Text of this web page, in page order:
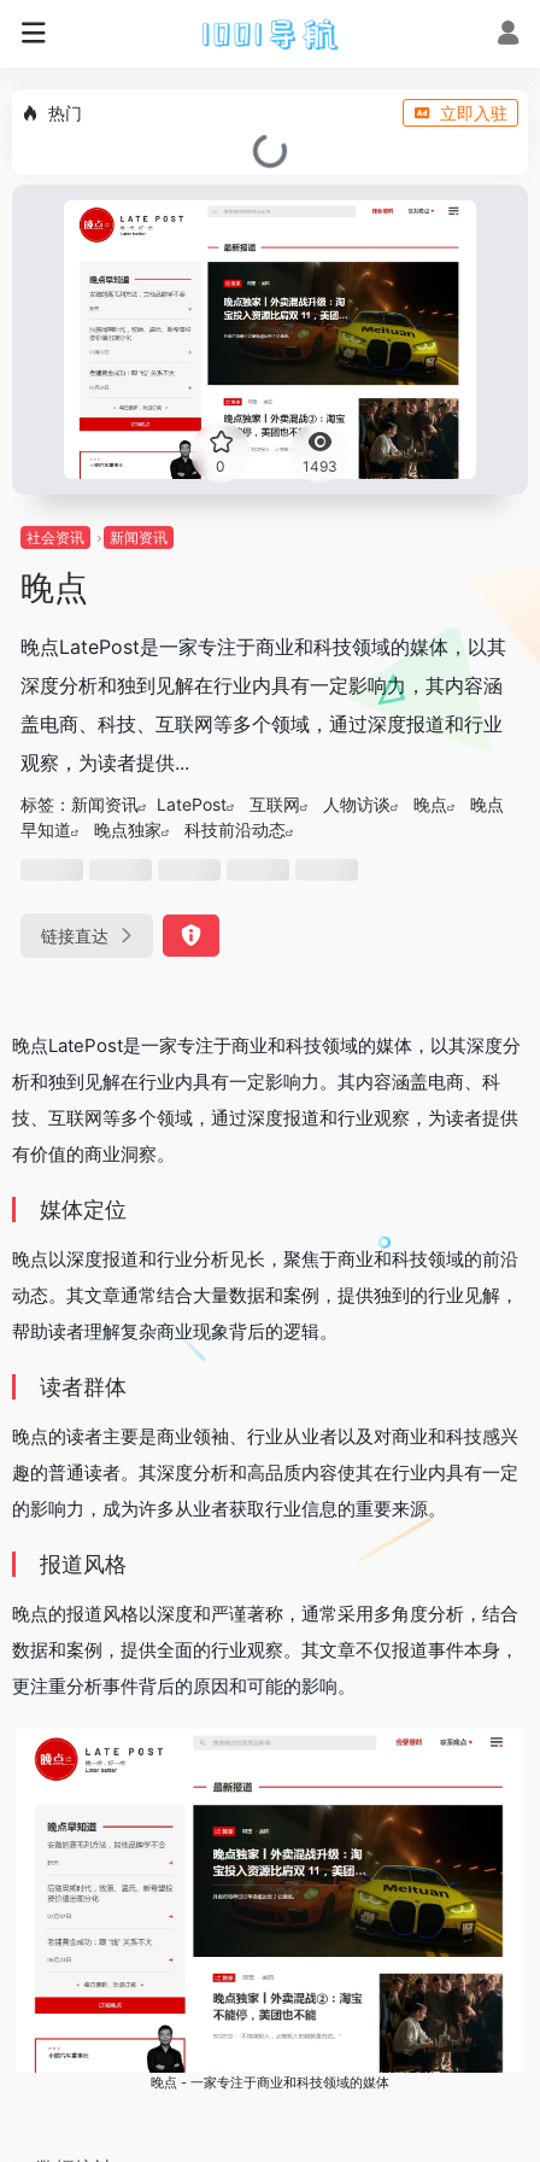
热门 立即入驻
0 1493
社会资讯 新闻资讯
晚点
晚点LatePost是一家专注于商业和科技领域的媒体，以其
深度分析和独到见解在行业内具有一定影响力，其内容涵
盖电商、科技、互联网等多个领域，通过深度报道和行业
观察，为读者提供...
标签： 新闻资讯 LatePost 互联网 人物访谈 晚点
晚点
早知道
晚点独家 科技前沿动态
链接直达
晚点LatePost是一家专注于商业和科技领域的媒体 ，以其深度分
析和独到见解在行业内具有一定影响力。其内容涵盖电商、科
技、互联网等多个领域 ，通过深度报道和行业观察，为读者提供
有价值的商业洞察。
媒体定位
晚点以深度报道和行业分析见长，聚焦于商业和科技领域的前沿
动态。其文章通常结合大量数据和案例，提供独到的行业见解，
帮助读者理解复杂商业现象背后的逻辑。
读者群体
晚点的读者主要是商业领袖、行业从业者以及对商业和科技感兴
趣的普通读者。其深度分析和高品质内容使其在行业内具有一定
的影响力，成为许多从业者获取行业信息的重要来源。
报道风格
晚点的报道风格以深度和严谨著称，通常采用多角度分析，结合
数据和案例，提供全面的行业观察。其文章不仅报道事件本身，
更注重分析事件背后的原因和可能的影响。
晚点 - 一家专注于商业和科技领域的媒体